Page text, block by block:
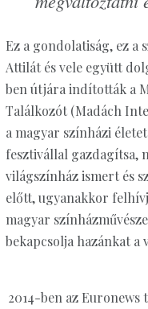
Ez a gondolatiság, ez a
Attilát és vele együtt
ben útjára indították a
Találkozót (Madách
a magyar színházi
fesztivállal gazdagítsa,
világszínház ismert és
előtt, ugyanakkor
magyar
bekapcsolja hazánkat a
2014-ben az